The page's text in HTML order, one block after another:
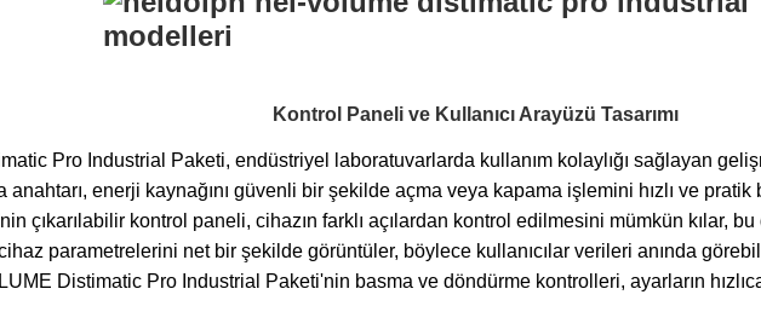
Kontrol Paneli ve Kullanıcı Arayüzü Tasarımı
Pro Industrial Paketi, endüstriyel laboratuvarlarda kullanım kolaylığı sağlayan
enerji kaynağını güvenli bir şekilde açma veya kapama işlemini hızlı ve
çıkarılabilir kontrol paneli, cihazın farklı açılardan kontrol edilmesini mümkün kılar,
parametrelerini net bir şekilde görüntüler, böylece kullanıcılar verileri anında
Distimatic Pro Industrial Paketi'nin basma ve döndürme kontrolleri, ayarların